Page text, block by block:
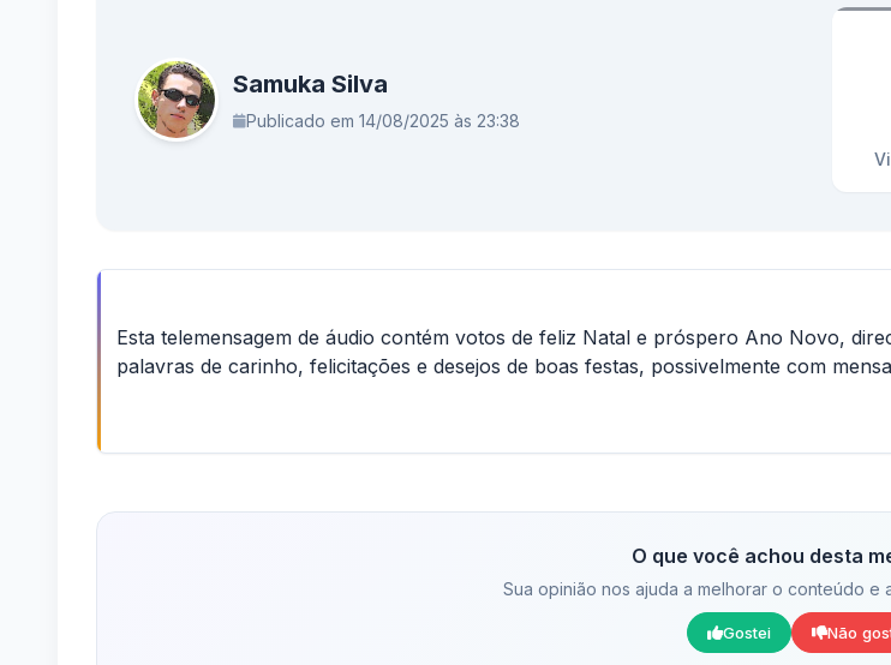
Samuka Silva
Publicado em 14/08/2025 às 23:38
Esta telemensagem de áudio contém votos de feliz Natal e próspero Ano Novo,
palavras de carinho, felicitações e desejos de boas festas, possivelmente com
O que você achou desta
Sua opinião nos ajuda a melhorar o conteúdo e
Gostei Não